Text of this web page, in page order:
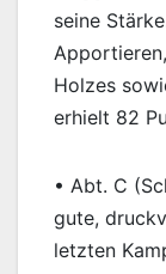
seine
Holzes
erhielt 82
• Abt. C
gute,
letzten